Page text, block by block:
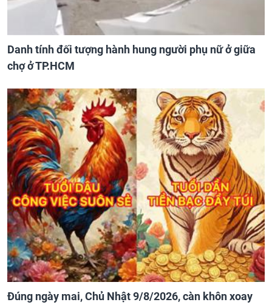
Danh tính đối tượng hành hung người phụ nữ ở giữa
chợ ở TP.HCM
Đúng ngày mai, Chủ Nhật 9/8/2026, càn khôn xoay